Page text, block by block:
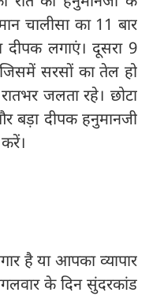
चालीसा का 11 बार
दीपक लगाएं। दूसरा 9
जिसमें सरसों का तेल हो
जलता रहे। छोटा
बड़ा दीपक हनुमानजी
है या आपका व्यापार
के दिन सुंदरकांड